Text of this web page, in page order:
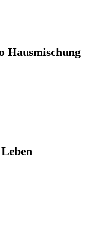
Hausmischung